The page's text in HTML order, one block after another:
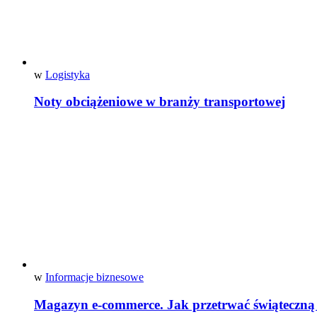
w Logistyka
Noty obciążeniowe w branży transportowej
w Informacje biznesowe
Magazyn e-commerce. Jak przetrwać